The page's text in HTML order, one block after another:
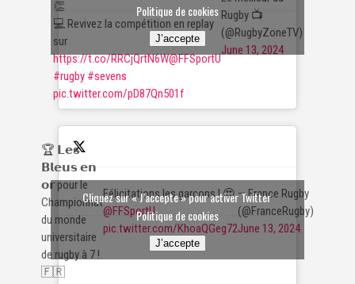
👏
💻 Revivez la compétition en replay
sur
https://t.co/RRCjQrtN6W@FFSportU
#rugby #sevens
pic.twitter.com/pD87Qn501f
Rugby 📺
(@RugbyZoneTV)
June 13, 2024
Politique de cookies
J’accepte
🏆 𝗟𝗲𝘀
𝗕𝗹𝗲𝘂𝘀 𝗲𝗻
𝗼𝗿 pour le
Championnat
du monde
universitaire
de rugby à 7 !
🇫🇷
Félicitations les garçons ! 😍
@FFSportU
pic.twitter.com/KhoaQGeg72
— France Rugby
(@FranceRugby)
June 13, 2024
Cliquez sur « J’accepte » pour activer Twitter
Politique de cookies
J’accepte